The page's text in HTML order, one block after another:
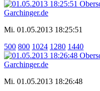
Mi. 01.05.2013 18:25:51
500 800 1024 1280 1440
Mi. 01.05.2013 18:26:48